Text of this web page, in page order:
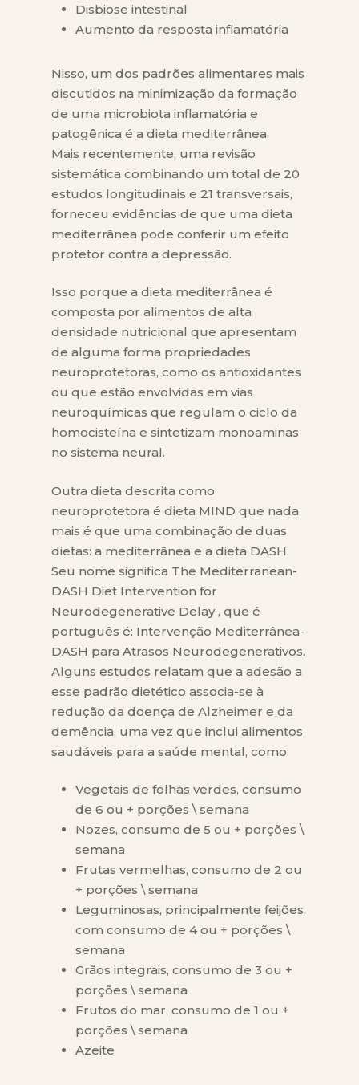
Disbiose intestinal
Aumento da resposta inflamatória
Nisso, um dos padrões alimentares mais
discutidos na minimização da formação
de uma microbiota inflamatória e
patogênica é a dieta mediterrânea.
Mais recentemente, uma revisão
sistemática combinando um total de 20
estudos longitudinais e 21 transversais,
forneceu evidências de que uma dieta
mediterrânea pode conferir um efeito
protetor contra a depressão.
Isso porque a dieta mediterrânea é
composta por alimentos de alta
densidade nutricional que apresentam
de alguma forma propriedades
neuroprotetoras, como os antioxidantes
ou que estão envolvidas em vias
neuroquímicas que regulam o ciclo da
homocisteína e sintetizam monoaminas
no sistema neural.
Outra dieta descrita como
neuroprotetora é dieta MIND que nada
mais é que uma combinação de duas
dietas: a mediterrânea e a dieta DASH.
Seu nome significa The Mediterranean-
DASH Diet Intervention for
Neurodegenerative Delay , que é
português é: Intervenção Mediterrânea-
DASH para Atrasos Neurodegenerativos.
Alguns estudos relatam que a adesão a
esse padrão dietético associa-se à
redução da doença de Alzheimer e da
demência, uma vez que inclui alimentos
saudáveis para a saúde mental, como:
Vegetais de folhas verdes, consumo
de 6 ou + porções \ semana
Nozes, consumo de 5 ou + porções \
semana
Frutas vermelhas, consumo de 2 ou
+ porções \ semana
Leguminosas, principalmente feijões,
com consumo de 4 ou + porções \
semana
Grãos integrais, consumo de 3 ou +
porções \ semana
Frutos do mar, consumo de 1 ou +
porções \ semana
Azeite